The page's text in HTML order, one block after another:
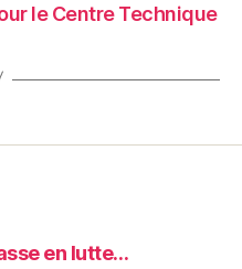
le Centre Technique
en lutte…